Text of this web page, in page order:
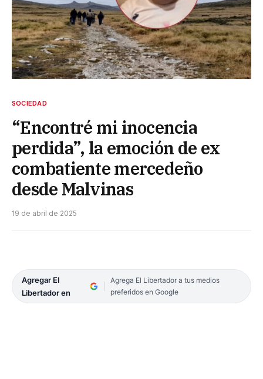
SOCIEDAD
“Encontré mi inocencia
perdida”, la emoción de ex
combatiente mercedeño
desde Malvinas
19 de abril de 2025
Agregar El
Libertador en
Agrega El Libertador a tus medios
preferidos en Google